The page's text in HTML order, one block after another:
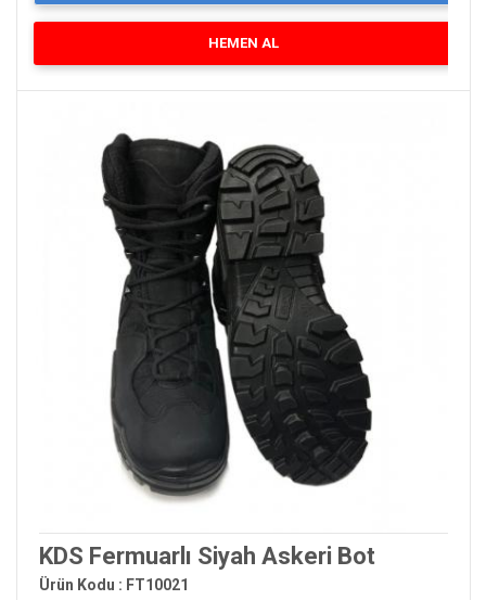
HEMEN AL
KDS Fermuarlı Siyah Askeri Bot
Ürün Kodu : FT10021